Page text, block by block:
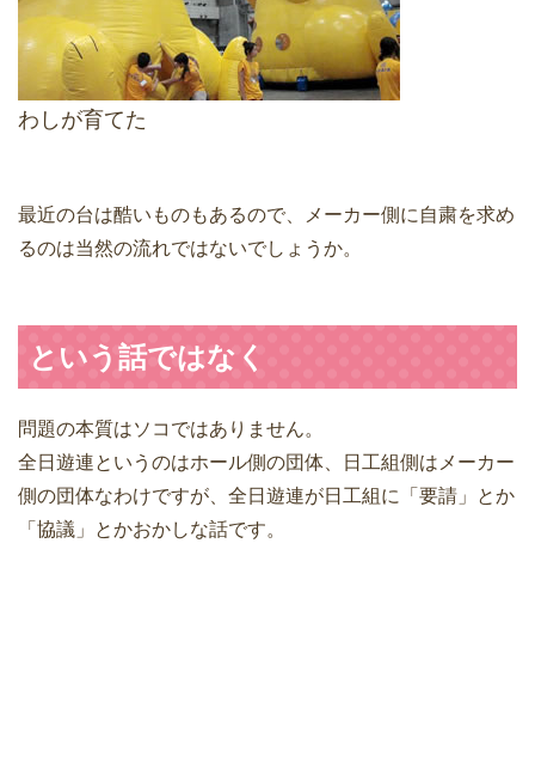
わしが育てた
最近の台は酷いものもあるので、メーカー側に自粛を求め
るのは当然の流れではないでしょうか。
という話ではなく
問題の本質はソコではありません。
全日遊連というのはホール側の団体、日工組側はメーカー
側の団体なわけですが、全日遊連が日工組に「要請」とか
「協議」とかおかしな話です。